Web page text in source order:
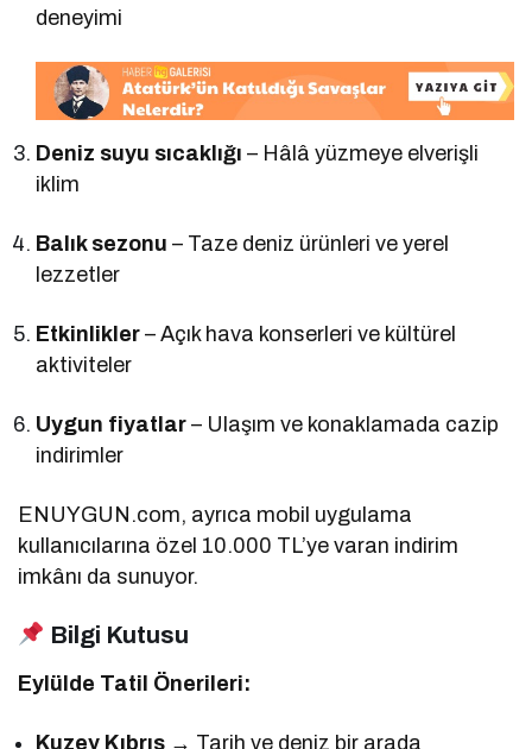
deneyimi
Deniz suyu sıcaklığı – Hâlâ yüzmeye elverişli
iklim
Balık sezonu – Taze deniz ürünleri ve yerel
lezzetler
Etkinlikler – Açık hava konserleri ve kültürel
aktiviteler
Uygun fiyatlar – Ulaşım ve konaklamada cazip
indirimler
ENUYGUN.com, ayrıca mobil uygulama
kullanıcılarına özel 10.000 TL’ye varan indirim
imkânı da sunuyor.
Bilgi Kutusu
Eylülde Tatil Önerileri:
Kuzey Kıbrıs → Tarih ve deniz bir arada